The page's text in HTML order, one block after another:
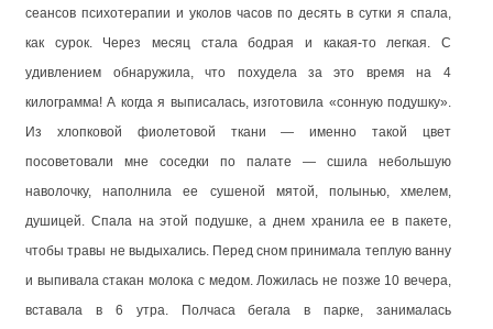
сеансов психотерапии и уколов часов по десять в сутки я спала,
как сурок. Через месяц стала бодрая и какая-то легкая. С
удивлением обнаружила, что похудела за это время на 4
килограмма! А когда я выписалась, изготовила «сонную подушку».
Из хлопковой фиолетовой ткани — именно такой цвет
посоветовали мне соседки по палате — сшила небольшую
наволочку, наполнила ее сушеной мятой, полынью, хмелем,
душицей. Спала на этой подушке, а днем хранила ее в пакете,
чтобы травы не выдыхались. Перед сном принимала теплую ванну
и выпивала стакан молока с медом. Ложилась не позже 10 вечера,
вставала в 6 утра. Полчаса бегала в парке, занималась